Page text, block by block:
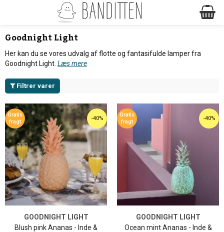
Goodnight Light
Her kan du se vores udvalg af flotte og fantasifulde lamper fra
Goodnight Light. Læs mere
Filtrer varer
-40%
Gratis
fragt
GOODNIGHT LIGHT
Blush pink Ananas - Inde &
-40%
Gratis
fragt
GOODNIGHT LIGHT
Ocean mint Ananas - Inde &